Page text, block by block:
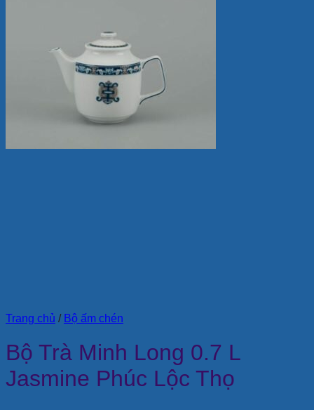
Trang chủ / Bộ ấm chén
Bộ Trà Minh Long 0.7 L
Jasmine Phúc Lộc Thọ